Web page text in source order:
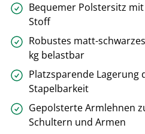
Bequemer Polstersitz
Stoff
Robustes matt-
kg belastbar
Platzsparende Lagerung
Stapelbarkeit
Gepolsterte Armlehnen
Schultern und Armen